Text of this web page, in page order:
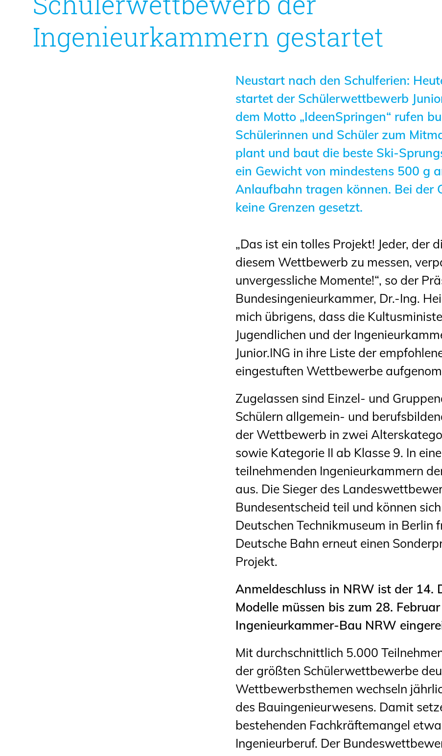
Geschäftsstelle
Mitgliedschaft
Veranstaltungsformate
Informationen für
Fortbildungsträger
Anträge, Anzeigen, Formulare
Fortbildung/Seminare
Informationen für
Ingenieurinnen und Ingenieure
Recht
Publikationen
Stellenbörse
Staatlich anerkannte
Sachverständige
Öffentlich bestellte und
vereidigte Sachverständige
Prüfsachverständige
innen
Bauvorlageberechtigte
Sachkundige für Zustands- und
Funktionsprüfung privater
Abwasserleitungen
Vereinbarungen mit
Ingenieurkammern
Büronachfolge
Zusatzqualifikationen
Ingenieurkammern gestartet
Neustart nach den Schulferien:
startet der Schülerwettbewerb
dem Motto „IdeenSpringen“ rufen
Schülerinnen und Schüler zum
plant und baut die beste Ski-
ein Gewicht von mindestens 500 g
Anlaufbahn tragen können. Bei der
keine Grenzen gesetzt.
„Das ist ein tolles Projekt! Jeder, der
diesem Wettbewerb zu messen,
unvergessliche Momente!“, so der
Bundesingenieurkammer, Dr.-Ing.
mich übrigens, dass die
Jugendlichen und der
Junior.ING in ihre Liste der
eingestuften Wettbewerbe
Zugelassen sind Einzel- und
Schülern allgemein- und
der Wettbewerb in zwei
sowie Kategorie II ab Klasse 9. In
teilnehmenden Ingenieurkammern
aus. Die Sieger des
Bundesentscheid teil und können
Deutschen Technikmuseum in
Deutsche Bahn erneut einen
Projekt.
Anmeldeschluss in NRW ist der 14.
Modelle müssen bis zum 28.
Ingenieurkammer-Bau NRW
Mit durchschnittlich 5.000
der größten Schülerwettbewerbe
Wettbewerbsthemen wechseln
des Bauingenieurwesens. Damit
bestehenden Fachkräftemangel
Ingenieurberuf. Der